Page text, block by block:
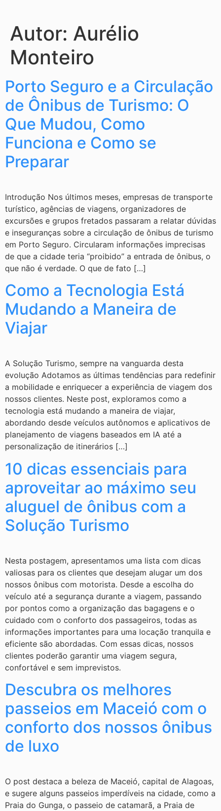
Autor: Aurélio
Monteiro
Porto Seguro e a Circulação
de Ônibus de Turismo: O
Que Mudou, Como
Funciona e Como se
Preparar
Introdução Nos últimos meses, empresas de transporte
turístico, agências de viagens, organizadores de
excursões e grupos fretados passaram a relatar dúvidas
e inseguranças sobre a circulação de ônibus de turismo
em Porto Seguro. Circularam informações imprecisas
de que a cidade teria “proibido” a entrada de ônibus, o
que não é verdade. O que de fato […]
Como a Tecnologia Está
Mudando a Maneira de
Viajar
A Solução Turismo, sempre na vanguarda desta
evolução Adotamos as últimas tendências para redefinir
a mobilidade e enriquecer a experiência de viagem dos
nossos clientes. Neste post, exploramos como a
tecnologia está mudando a maneira de viajar,
abordando desde veículos autônomos e aplicativos de
planejamento de viagens baseados em IA até a
personalização de itinerários […]
10 dicas essenciais para
aproveitar ao máximo seu
aluguel de ônibus com a
Solução Turismo
Nesta postagem, apresentamos uma lista com dicas
valiosas para os clientes que desejam alugar um dos
nossos ônibus com motorista. Desde a escolha do
veículo até a segurança durante a viagem, passando
por pontos como a organização das bagagens e o
cuidado com o conforto dos passageiros, todas as
informações importantes para uma locação tranquila e
eficiente são abordadas. Com essas dicas, nossos
clientes poderão garantir uma viagem segura,
confortável e sem imprevistos.
Descubra os melhores
passeios em Maceió com o
conforto dos nossos ônibus
de luxo
O post destaca a beleza de Maceió, capital de Alagoas,
e sugere alguns passeios imperdíveis na cidade, como a
Praia do Gunga, o passeio de catamarã, a Praia de